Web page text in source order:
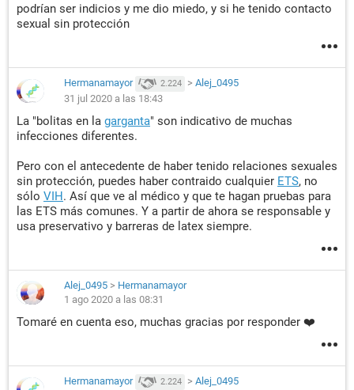
podrían ser indicios y me dio miedo, y si he tenido contacto
sexual sin protección
Hermanamayor 2.224 > Alej_0495
31 jul 2020 a las 18:43
La "bolitas en la garganta" son indicativo de muchas
infecciones diferentes.
Pero con el antecedente de haber tenido relaciones sexuales
sin protección, puedes haber contraido cualquier ETS, no
sólo VIH. Así que ve al médico y que te hagan pruebas para
las ETS más comunes. Y a partir de ahora se responsable y
usa preservativo y barreras de latex siempre.
Alej_0495 > Hermanamayor
1 ago 2020 a las 08:31
Tomaré en cuenta eso, muchas gracias por responder ❤️
Hermanamayor 2.224 > Alej_0495